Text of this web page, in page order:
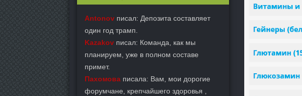
Antonov писал: Депозита составляет
один год трамп.
Kazakov писал: Команда, как мы
планируем, уже в полном составе
примет.
Пахомова писала: Вам, мои дорогие
форумчане, крепчайшего здоровья ,